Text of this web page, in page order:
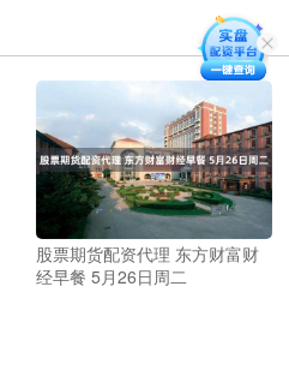
股票期货配资代理 东方财富财
经早餐 5月26日周二